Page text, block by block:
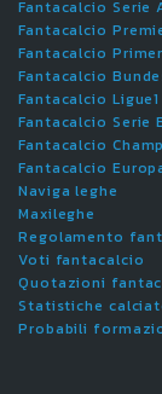
Fantacalcio Serie
Fantacalcio
Fantacalcio
Fantacalcio
Fantacalcio Ligue1
Fantacalcio Serie
Fantacalcio
Fantacalcio
Naviga leghe
Maxileghe
Regolamento
Voti fantacalcio
Quotazioni
Statistiche
Probabili